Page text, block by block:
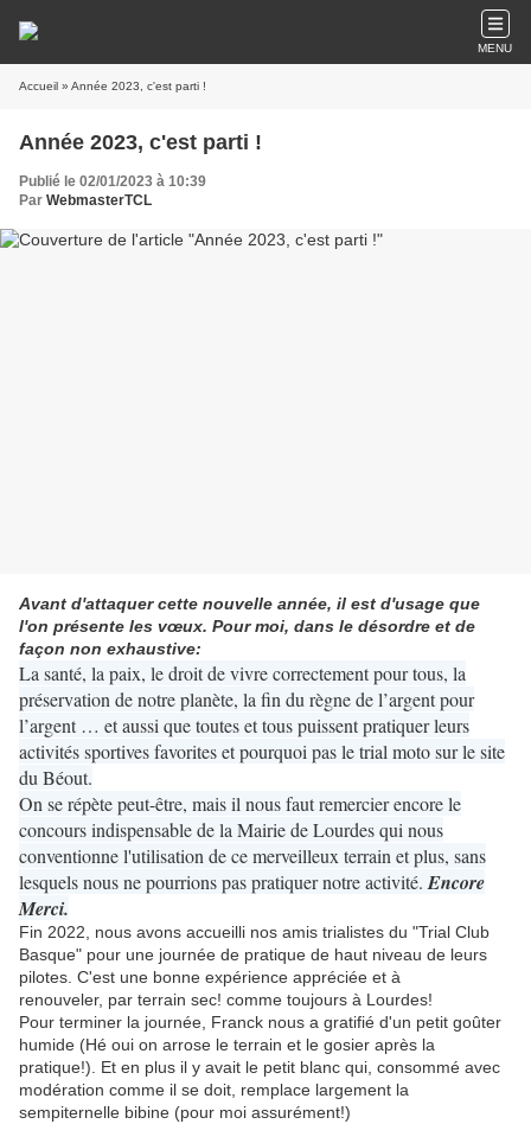
MENU
Accueil » Année 2023, c'est parti !
Année 2023, c'est parti !
Publié le 02/01/2023 à 10:39
Par WebmasterTCL
Avant d'attaquer cette nouvelle année, il est d'usage que
l'on présente les vœux. Pour moi, dans le désordre et de
façon non exhaustive:
La santé, la paix, le droit de vivre correctement pour tous, la
préservation de notre planète, la fin du règne de l’argent pour
l’argent … et aussi que toutes et tous puissent pratiquer leurs
activités sportives favorites et pourquoi pas le trial moto sur le site
du Béout.
On se répète peut-être, mais il nous faut remercier encore le
concours indispensable de la Mairie de Lourdes qui nous
conventionne l'utilisation de ce merveilleux terrain et plus, sans
lesquels nous ne pourrions pas pratiquer notre activité. Encore
Merci.
Fin 2022, nous avons accueilli nos amis trialistes du "Trial Club
Basque" pour une journée de pratique de haut niveau de leurs
pilotes. C'est une bonne expérience appréciée et à
renouveler, par terrain sec! comme toujours à Lourdes!
Pour terminer la journée, Franck nous a gratifié d'un petit goûter
humide (Hé oui on arrose le terrain et le gosier après la
pratique!). Et en plus il y avait le petit blanc qui, consommé avec
modération comme il se doit, remplace largement la
sempiternelle bibine (pour moi assurément!)